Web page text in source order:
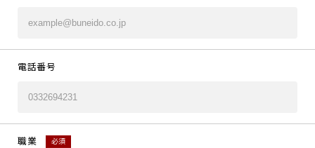
電話番号
職業 必須